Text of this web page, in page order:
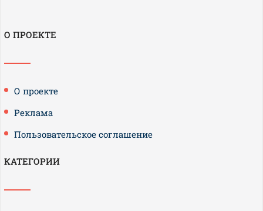
О ПРОЕКТЕ
О проекте
Реклама
Пользовательское соглашение
КАТЕГОРИИ